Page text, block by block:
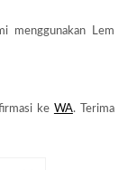
menggunakan Lem
ke WA. Terima